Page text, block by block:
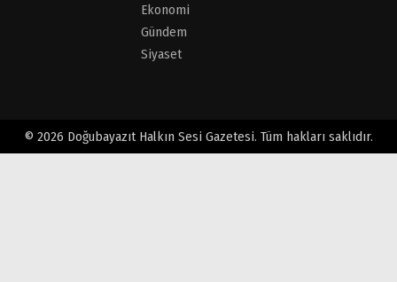
Ekonomi
Gündem
Siyaset
© 2026 Doğubayazıt Halkın Sesi Gazetesi. Tüm hakları saklıdır.